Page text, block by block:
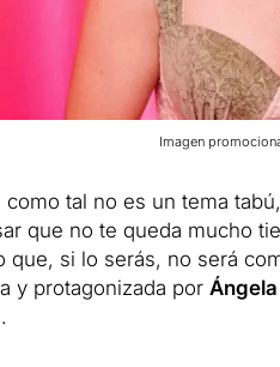
Imagen
como tal no es un tema
que no te queda mucho
que, si lo serás, no será
y protagonizada por